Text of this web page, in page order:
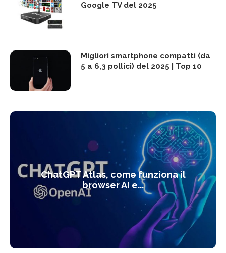
Google TV del 2025
Migliori smartphone compatti (da
5 a 6,3 pollici) del 2025 | Top 10
ChatGPT Atlas, come funziona il
browser AI e...